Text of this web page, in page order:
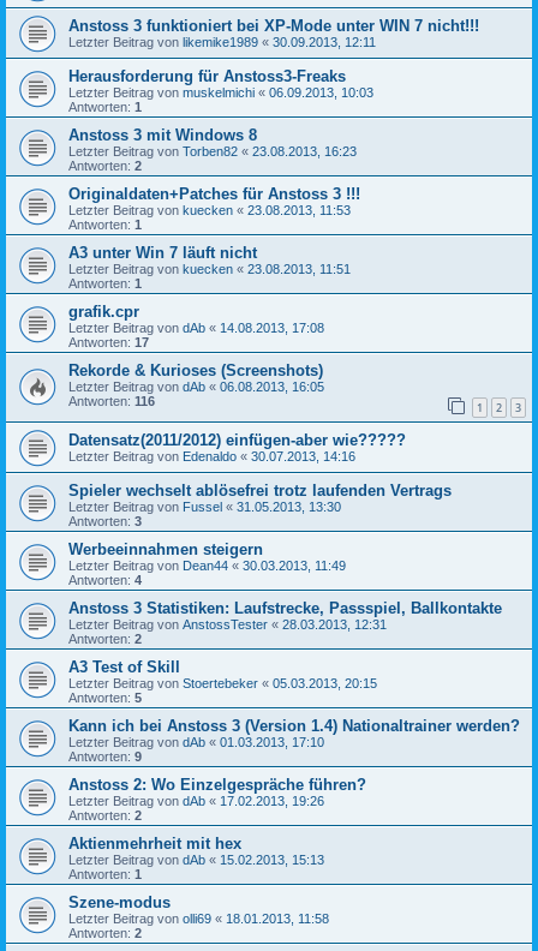
Anstoss 3 funktioniert bei XP-Mode unter WIN 7 nicht!!!
Letzter Beitrag von likemike1989 « 30.09.2013, 12:11
Herausforderung für Anstoss3-Freaks
Letzter Beitrag von muskelmichi « 06.09.2013, 10:03
Antworten: 1
Anstoss 3 mit Windows 8
Letzter Beitrag von Torben82 « 23.08.2013, 16:23
Antworten: 2
Originaldaten+Patches für Anstoss 3 !!!
Letzter Beitrag von kuecken « 23.08.2013, 11:53
Antworten: 1
A3 unter Win 7 läuft nicht
Letzter Beitrag von kuecken « 23.08.2013, 11:51
Antworten: 1
grafik.cpr
Letzter Beitrag von dAb « 14.08.2013, 17:08
Antworten: 17
Rekorde & Kurioses (Screenshots)
Letzter Beitrag von dAb « 06.08.2013, 16:05
Antworten: 116 1 2 3
Datensatz(2011/2012) einfügen-aber wie?????
Letzter Beitrag von Edenaldo « 30.07.2013, 14:16
Spieler wechselt ablösefrei trotz laufenden Vertrags
Letzter Beitrag von Fussel « 31.05.2013, 13:30
Antworten: 3
Werbeeinnahmen steigern
Letzter Beitrag von Dean44 « 30.03.2013, 11:49
Antworten: 4
Anstoss 3 Statistiken: Laufstrecke, Passspiel, Ballkontakte
Letzter Beitrag von AnstossTester « 28.03.2013, 12:31
Antworten: 2
A3 Test of Skill
Letzter Beitrag von Stoertebeker « 05.03.2013, 20:15
Antworten: 5
Kann ich bei Anstoss 3 (Version 1.4) Nationaltrainer werden?
Letzter Beitrag von dAb « 01.03.2013, 17:10
Antworten: 9
Anstoss 2: Wo Einzelgespräche führen?
Letzter Beitrag von dAb « 17.02.2013, 19:26
Antworten: 2
Aktienmehrheit mit hex
Letzter Beitrag von dAb « 15.02.2013, 15:13
Antworten: 1
Szene-modus
Letzter Beitrag von olli69 « 18.01.2013, 11:58
Antworten: 2